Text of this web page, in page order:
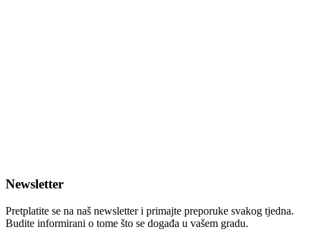
Newsletter
Pretplatite se na naš newsletter i primajte preporuke svakog tjedna.
Budite informirani o tome što se događa u vašem gradu.